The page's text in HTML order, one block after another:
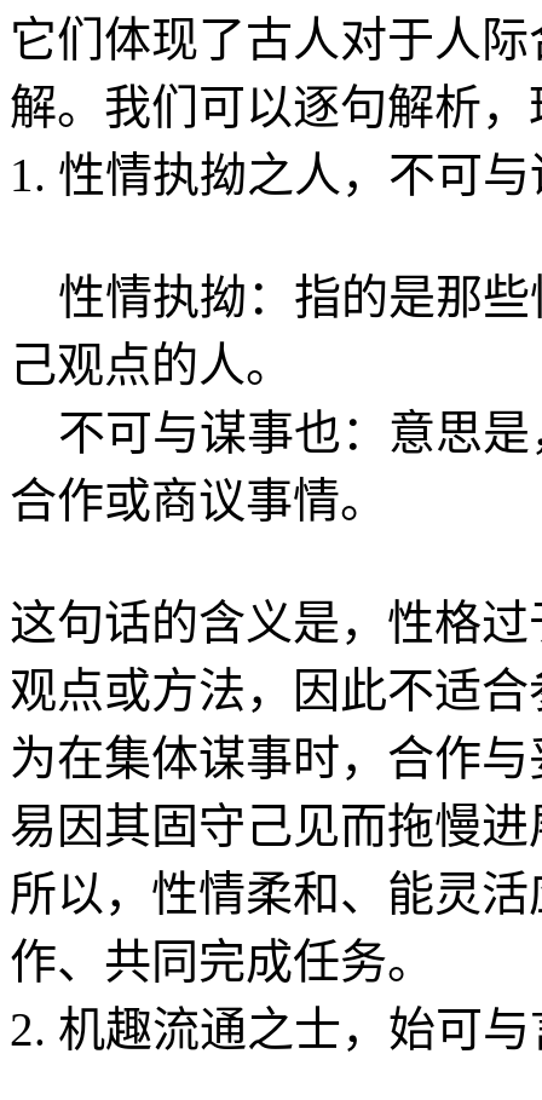
它们体现了古人对于人
解。我们可以逐句解析
1. 性情执拗之人，不可
性情执拗：指的是那些
己观点的人。
不可与谋事也：意思是
合作或商议事情。
这句话的含义是，性格
观点或方法，因此不适
为在集体谋事时，合作
易因其固守己见而拖慢
所以，性情柔和、能灵
作、共同完成任务。
2. 机趣流通之士，始可